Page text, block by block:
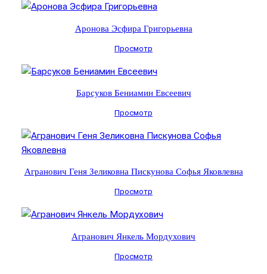
Аронова Эсфира Григорьевна
Просмотр
Барсуков Бениамин Евсеевич
Просмотр
Агранович Геня Зеликовна Пискунова Софья Яковлевна
Просмотр
Агранович Янкель Мордухович
Просмотр